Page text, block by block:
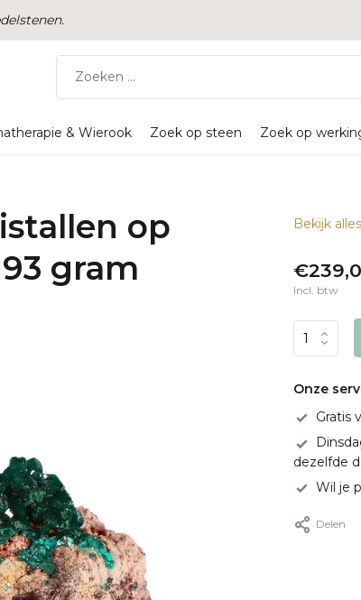
& Wierook Zoek op steen Zoek op
op
gram
Bekijk
Incl. btw
Onze
Gratis
dezelfde
Wil je
Delen